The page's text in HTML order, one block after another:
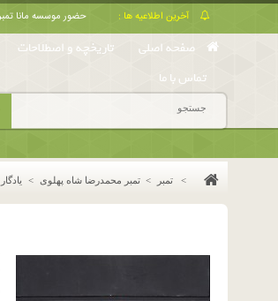
آخرین اطلاعیه ها : حضور موسسه مانا
صفحه اصلی تاریخچه و اصطلاحات
تماس با ما
> تمبر > تمبر محمدرضا شاه پهلوی >